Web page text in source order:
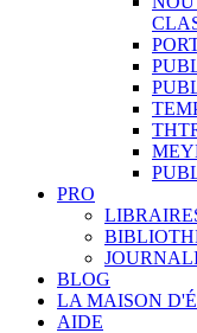
PRO
BLOG
LA MAISON
AIDE